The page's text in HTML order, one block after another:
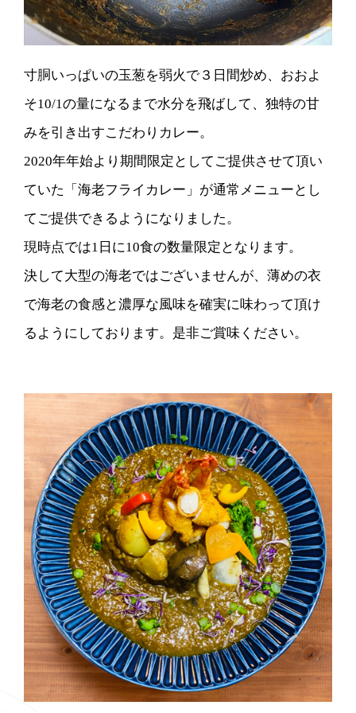
寸胴いっぱいの玉葱を弱火で３日間炒め、おおよ
そ10/1の量になるまで水分を飛ばして、独特の甘
みを引き出すこだわりカレー。
2020年年始より期間限定としてご提供させて頂い
ていた「海老フライカレー」が通常メニューとし
てご提供できるようになりました。
現時点では1日に10食の数量限定となります。
決して大型の海老ではございませんが、薄めの衣
で海老の食感と濃厚な風味を確実に味わって頂け
るようにしております。是非ご賞味ください。